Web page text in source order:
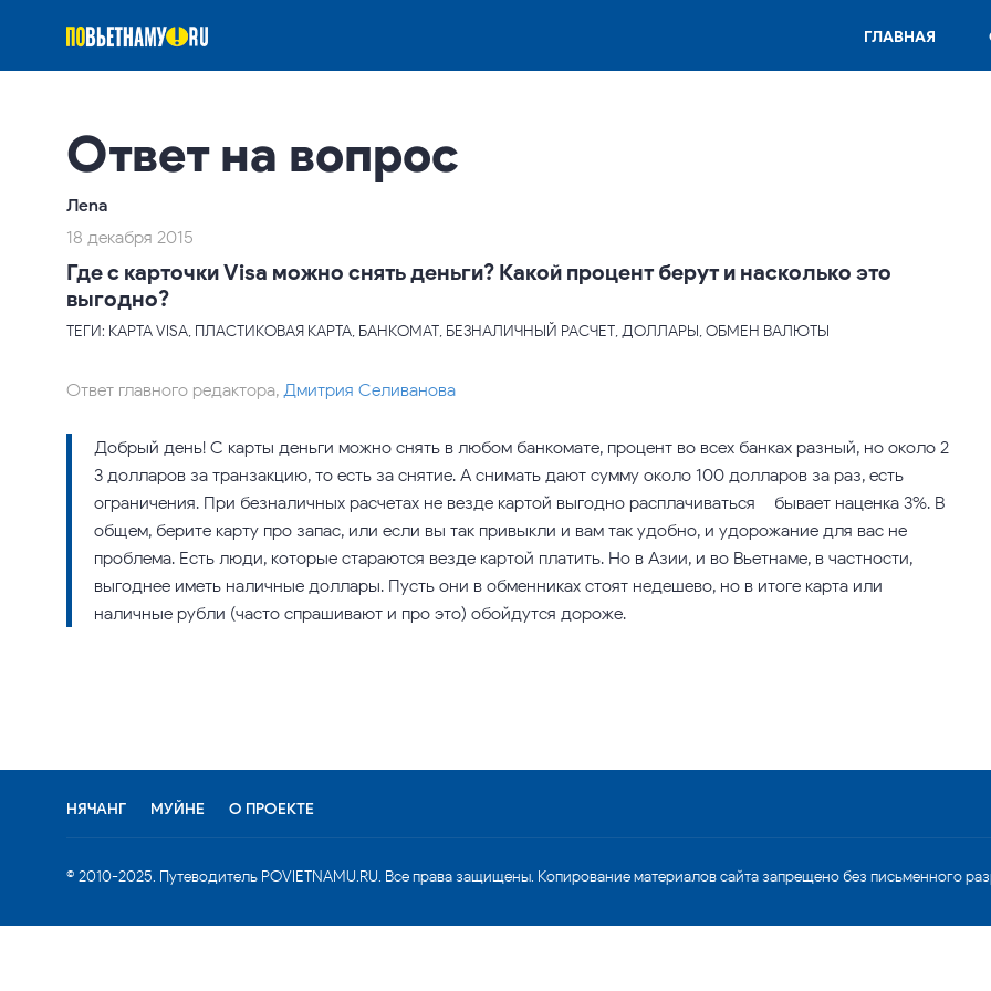
ГЛАВНАЯ
Ответ на вопрос
Леnа
18 декабря 2015
Где с карточки Visa можно снять деньги? Какой процент берут и насколько это
выгодно?
ТЕГИ: КАРТА VISA, ПЛАСТИКОВАЯ КАРТА, БАНКОМАТ, БЕЗНАЛИЧНЫЙ РАСЧЕТ, ДОЛЛАРЫ, ОБМЕН ВАЛЮТЫ
Ответ главного редактора, Дмитрия Селиванова
Добрый день! С карты деньги можно снять в любом банкомате, процент во всех банках разный, но около 2-
3 долларов за транзакцию, то есть за снятие. А снимать дают сумму около 100 долларов за раз, есть
ограничения. При безналичных расчетах не везде картой выгодно расплачиваться – бывает наценка 3%. В
общем, берите карту про запас, или если вы так привыкли и вам так удобно, и удорожание для вас не
проблема. Есть люди, которые стараются везде картой платить. Но в Азии, и во Вьетнаме, в частности,
выгоднее иметь наличные доллары. Пусть они в обменниках стоят недешево, но в итоге карта или
наличные рубли (часто спрашивают и про это) обойдутся дороже.
НЯЧАНГ МУЙНЕ О ПРОЕКТЕ
© 2010-2025. Путеводитель POVIETNAMU.RU. Все права защищены. Копирование материалов сайта запрещено без письменного